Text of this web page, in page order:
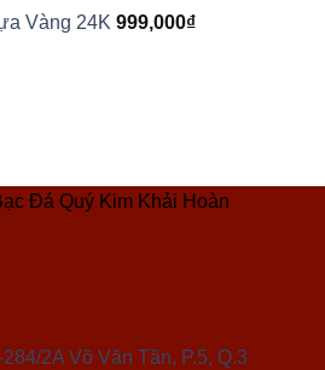
Vàng 24K 999,000₫
Đá Quý Kim Khải Hoàn
2A Võ Văn Tần, P.5, Q.3